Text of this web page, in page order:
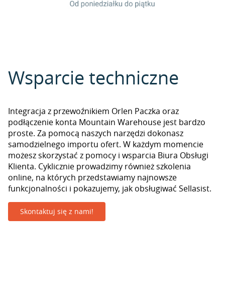
Wsparcie techniczne
Integracja z przewoźnikiem Orlen Paczka oraz
podłączenie konta Mountain Warehouse jest bardzo
proste. Za pomocą naszych narzędzi dokonasz
samodzielnego importu ofert. W każdym momencie
możesz skorzystać z pomocy i wsparcia Biura Obsługi
Klienta. Cyklicznie prowadzimy również szkolenia
online, na których przedstawiamy najnowsze
funkcjonalności i pokazujemy, jak obsługiwać Sellasist.
Skontaktuj się z nami!